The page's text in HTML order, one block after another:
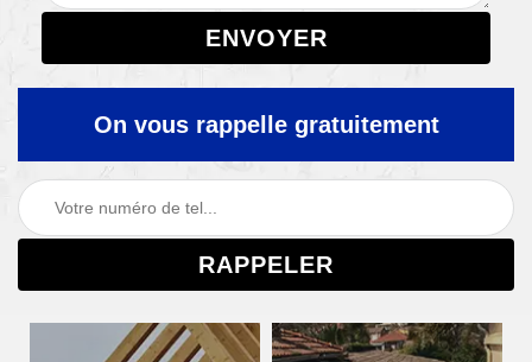
On vous rappelle gratuitement